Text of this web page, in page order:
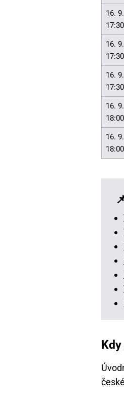
16.
17:30
16.
17:30
16.
17:30
16.
18:00
16.
18:00
české